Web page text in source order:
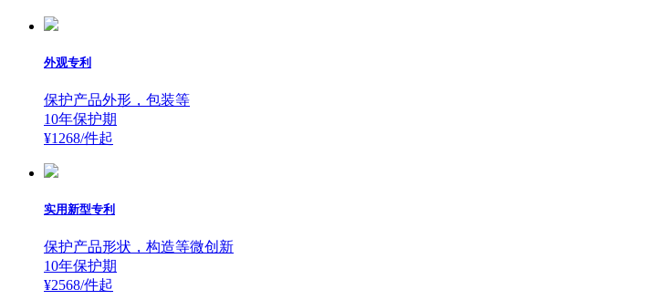
外观专利
保护产品外形，包装等
10年保护期
¥1268/件起
实用新型专利
保护产品形状，构造等微创新
10年保护期
¥2568/件起